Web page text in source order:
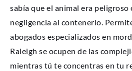
sabía que el animal era peligroso
negligencia al contenerlo.
abogados especializados en
Raleigh se ocupen de las
mientras tú te concentras en tu